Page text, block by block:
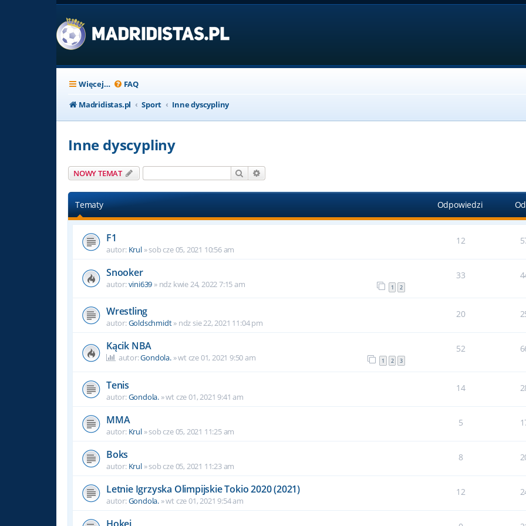
Więcej… FAQ
Madridistas.pl
Sport Inne dyscypliny
Inne dyscypliny
NOWY TEMAT Szukaj
Tematy Odpowiedzi
F1
autor: Krul»sob cze 05, 2021 10:56 am
12
Snooker
autor:vini639 » ndz kwie 24, 2022 7:15 am 1 2
33
Wrestling
autor:Goldschmidt» ndz sie 22, 2021 11:04 pm
20
Kącik NBA
autor:Gondola.»wt cze 01, 2021 9:50 am 1 2 3
52
Tenis
autor:Gondola. »wt cze 01, 2021 9:41 am
14
MMA
autor: Krul»sob cze 05, 2021 11:25 am
5
Boks
autor: Krul»sob cze 05, 2021 11:23 am
8
Letnie Igrzyska Olimpijskie Tokio 2020 (2021)
autor:Gondola. »wt cze 01, 2021 9:54 am
12